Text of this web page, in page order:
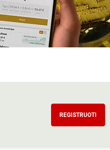
REGISTRUOTI